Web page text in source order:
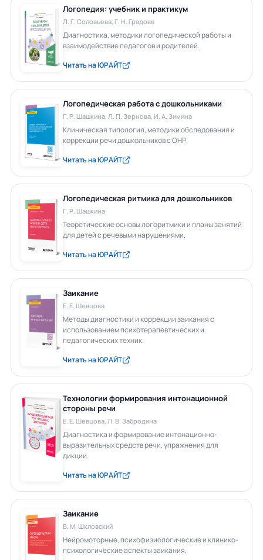
Логопедия: учебник и практикум
Л. Г. Соловьева, Г. Н. Градова
Диагностика, методики логопедической работы и
взаимодействие педагогов и родителей.
Читать на ЮРАЙТ
Логопедическая работа с дошкольниками
Г. Р. Шашкина, Л. П. Зернова, И. А. Зимина
Клиническая типология, методики обследования и
коррекции речи дошкольников с ОНР.
Читать на ЮРАЙТ
Логопедическая ритмика для дошкольников
Г. Р. Шашкина
Теоретические основы логоритмики и планы занятий
для детей с речевыми нарушениями.
Читать на ЮРАЙТ
Заикание
Е. Е. Шевцова
Методы диагностики и коррекции заикания с
использованием психотерапевтических и
педагогических техник.
Читать на ЮРАЙТ
Технологии формирования интонационной
стороны речи
Е. Е. Шевцова, Л. В. Забродина
Диагностика и формирование интонационно-
выразительных средств речи, упражнения для
дикции.
Читать на ЮРАЙТ
Заикание
В. М. Шкловский
Нейромоторные, психофизиологические и клинико-
психологические аспекты заикания.